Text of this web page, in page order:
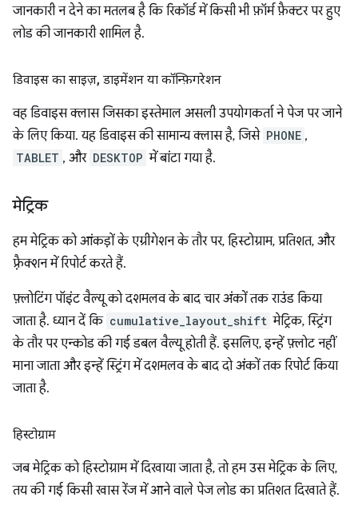
जानकारी न देने का मतलब है कि रिकॉर्ड में किसी भी फ़ॉर्म फ़ैक्टर पर हुए
लोड की जानकारी शामिल है.
डिवाइस का साइज़, डाइमेंशन या कॉन्फ़िगरेशन
वह डिवाइस क्लास जिसका इस्तेमाल असली उपयोगकर्ता ने पेज पर जाने
के लिए किया. यह डिवाइस की सामान्य क्लास है, जिसे PHONE ,
TABLET , और DESKTOP में बांटा गया है.
मेट्रिक
हम मेट्रिक को आंकड़ों के एग्रीगेशन के तौर पर, हिस्टोग्राम, प्रतिशत, और
फ़्रैक्शन में रिपोर्ट करते हैं.
फ़्लोटिंग पॉइंट वैल्यू को दशमलव के बाद चार अंकों तक राउंड किया
जाता है. ध्यान दें कि cumulative_layout_shift मेट्रिक, स्ट्रिंग
के तौर पर एन्कोड की गई डबल वैल्यू होती हैं. इसलिए, इन्हें फ़्लोट नहीं
माना जाता और इन्हें स्ट्रिंग में दशमलव के बाद दो अंकों तक रिपोर्ट किया
जाता है.
हिस्टोग्राम
जब मेट्रिक को हिस्टोग्राम में दिखाया जाता है, तो हम उस मेट्रिक के लिए,
तय की गई किसी खास रेंज में आने वाले पेज लोड का प्रतिशत दिखाते हैं.